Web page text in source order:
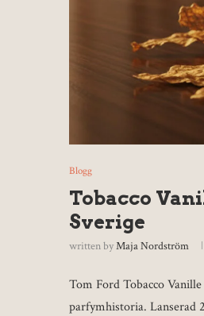
Blogg
Tobacco
Sverige
written byMaja Nordström
Tom Ford Tobacco
parfymhistoria. Lanserad